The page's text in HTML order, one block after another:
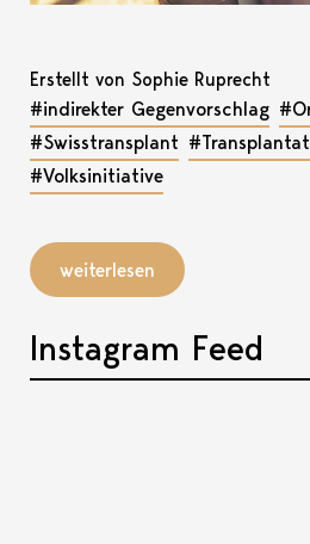
Erstellt von Sophie Ruprecht
#indirekter Gegenvorschlag
#Swisstransplant
#Volksinitiative
weiterlesen
Instagram Feed
Akkordeon öffnen, bzw.